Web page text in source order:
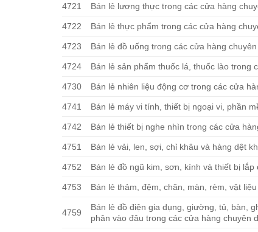
4721 Bán lẻ lương thực trong các cửa hàng
4722 Bán lẻ thực phẩm trong các cửa hàng
4723 Bán lẻ đồ uống trong các cửa hàng
4724 Bán lẻ sản phẩm thuốc lá, thuốc lào trong
4730 Bán lẻ nhiên liệu động cơ trong các cửa
4741 Bán lẻ máy vi tính, thiết bị ngoại vi, phần
4742 Bán lẻ thiết bị nghe nhìn trong các cửa
4751 Bán lẻ vải, len, sợi, chỉ khâu và hàng dệt
4752 Bán lẻ đồ ngũ kim, sơn, kính và thiết bị
4753 Bán lẻ thảm, đệm, chăn, màn, rèm, vật
4759
Bán lẻ đồ điện gia dụng, giường, tủ, bàn,
phân vào đâu trong các cửa hàng chuyên